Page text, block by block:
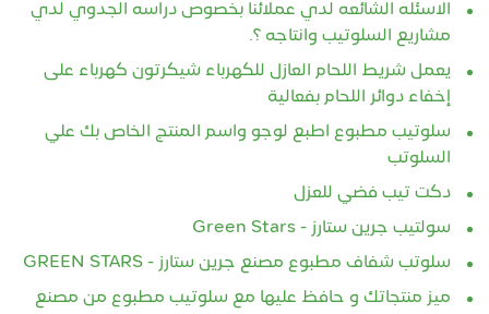
الاسئله الشائعه لدي عملائنا بخصوص دراسه الجدوي لدي
مشاريع السلوتيب وانتاجه ؟.
يعمل شريط اللحام العازل للكهرباء شيكرتون كهرباء على
إخفاء دوائر اللحام بفعالية
سلوتيب مطبوع اطبع لوجو واسم المنتج الخاص بك علي
السلوتب
دكت تيب فضي للعزل
سولتيب جرين ستارز - Green Stars
سلوتب شفاف مطبوع مصنع جرين ستارز - GREEN STARS
ميز منتجاتك و حافظ عليها مع سلوتيب مطبوع من مصنع